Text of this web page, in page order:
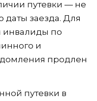
путевки — не
даты заезда. Для
инвалиды по
и
продлен
путевки в